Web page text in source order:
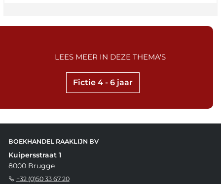
Fictie 4 - 6 jaar
LEES MEER IN DEZE THEMA'S
BOEKHANDEL RAAKLIJN BV
Kuipersstraat 1
8000 Brugge
+32 (0)50 33 67 20